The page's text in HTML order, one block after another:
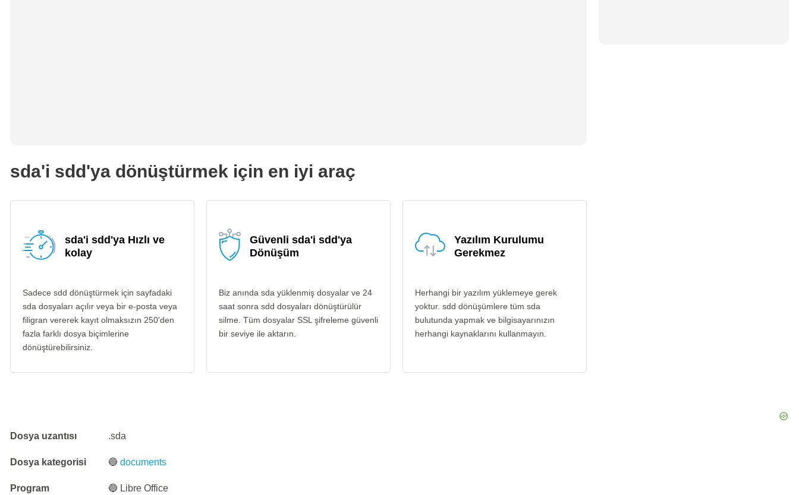
sda'i sdd'ya dönüştürmek için en iyi araç
sda'i sdd'ya Hızlı ve
kolay
Sadece sdd dönüştürmek için sayfadaki
sda dosyaları açılır veya bir e-posta veya
filigran vererek kayıt olmaksızın 250'den
fazla farklı dosya biçimlerine
dönüştürebilirsiniz.
Güvenli sda'i sdd'ya
Dönüşüm
Biz anında sda yüklenmiş dosyalar ve 24
saat sonra sdd dosyaları dönüştürülür
silme. Tüm dosyalar SSL şifreleme güvenli
bir seviye ile aktarın.
Yazılım Kurulumu
Gerekmez
Herhangi bir yazılım yüklemeye gerek
yoktur. sdd dönüşümlere tüm sda
bulutunda yapmak ve bilgisayarınızın
herhangi kaynaklarını kullanmayın.
Dosya uzantısı .sda
Dosya kategorisi 🔵documents
Program
🔵 Libre Office